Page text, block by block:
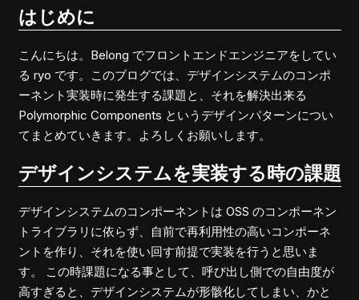
はじめに
こんにちは。Belong でフロントエンドエンジニアをしてい
る ryo です。このブログでは、デザインシステムのコンポ
ーネント実装時に発生する課題と、それを解決出来る
Polymorphic Components というデザインパターンについ
てまとめていきます。よろしくお願いします。
デザインシステムを実装する時の課題
デザインシステムのコンポーネントは OSS のコンポーネン
トライブラリに依らず、自前で再利用性の高いコンポーネ
ントを作り、それを使い回す前提で実装を行うと思いま
す。 この時課題になる事として、呼び出し側での自由度が
高すぎると、デザインシステムが形骸化してしまい、かと